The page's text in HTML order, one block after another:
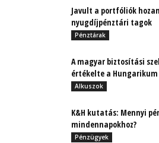
Javult a portfóliók
nyugdíjpénztári tagok
Pénztárak
A magyar biztosítási
értékelte a Hungarikum
Alkuszok
K&H kutatás: Mennyi
mindennapokhoz?
Pénzügyek